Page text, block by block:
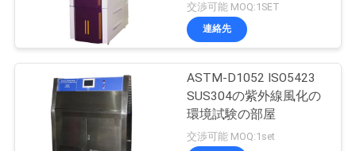
交渉可能 MOQ:1SET
連絡先
ASTM-D1052 ISO5423
SUS304の紫外線風化の
環境試験の部屋
交渉可能 MOQ:1set